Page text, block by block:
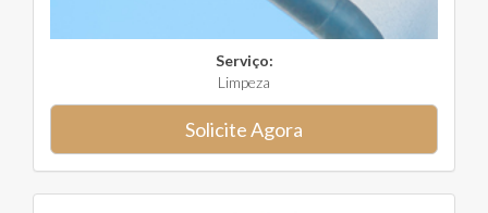
Serviço:
Limpeza
Solicite Agora